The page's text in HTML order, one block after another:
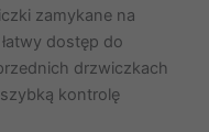
zamykane na
dostęp do
drzwiczkach
kontrolę